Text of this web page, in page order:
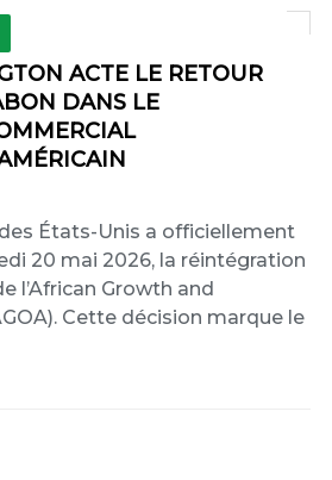
ACTE LE RETOUR
DANS LE
États-Unis a officiellement
20 mai 2026, la réintégration
l’African Growth and
Cette décision marque le